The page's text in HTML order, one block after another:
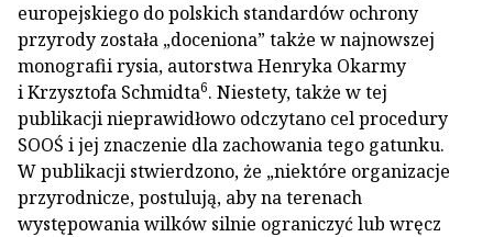
europejskiego do polskich standardów ochrony
przyrody została „doceniona” także w najnowszej
monografii rysia, autorstwa Henryka Okarmy
i Krzysztofa Schmidta6. Niestety, także w tej
publikacji nieprawidłowo odczytano cel procedury
SOOŚ i jej znaczenie dla zachowania tego gatunku.
W publikacji stwierdzono, że „niektóre organizacje
przyrodnicze, postulują, aby na terenach
występowania wilków silnie ograniczyć lub wręcz